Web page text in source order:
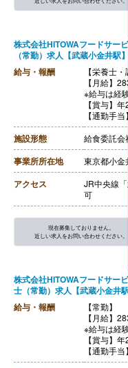
※公共交通
【昇給】
【退職金】
株式会社HITOWAフードサー
（常勤）求人【武蔵小金井駅
給与・報酬
【栄養士
【月給】
※給与は経
【賞与】年
【通勤手当
※公共交通
※マイカー
給）
【昇給】
【退職金】
【栄養士・
【月給】
【賞与】年2
【通勤手当
※公共交通
【昇給】
【退職金】
施設形態 給食委託会
事業所所在地 東京都小
アクセス
JR中央線
可
現在募集しておりません。
近しい求人をお問い合わせください。
株式会社HITOWAフードサー
士（常勤）求人【武蔵小金井
給与・報酬
【常勤】
【月給】
※給与は経
【賞与】年
【通勤手当
※公共交通